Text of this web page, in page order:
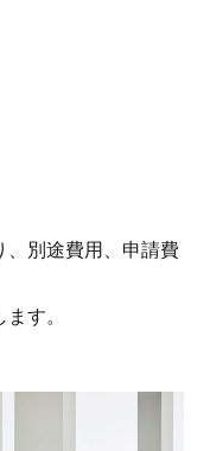
、別途費用、申請費
す。